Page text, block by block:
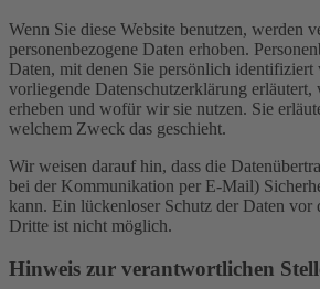
Wenn Sie diese Website benutzen, werden
personenbezogene Daten erhoben.
Daten, mit denen Sie persönlich
vorliegende Datenschutzerklärung
erheben und wofür wir sie nutzen. Sie
welchem Zweck das geschieht.
Wir weisen darauf hin, dass die
bei der Kommunikation per E-Mail)
kann. Ein lückenloser Schutz der Daten
Dritte ist nicht möglich.
Hinweis zur verantwortlichen